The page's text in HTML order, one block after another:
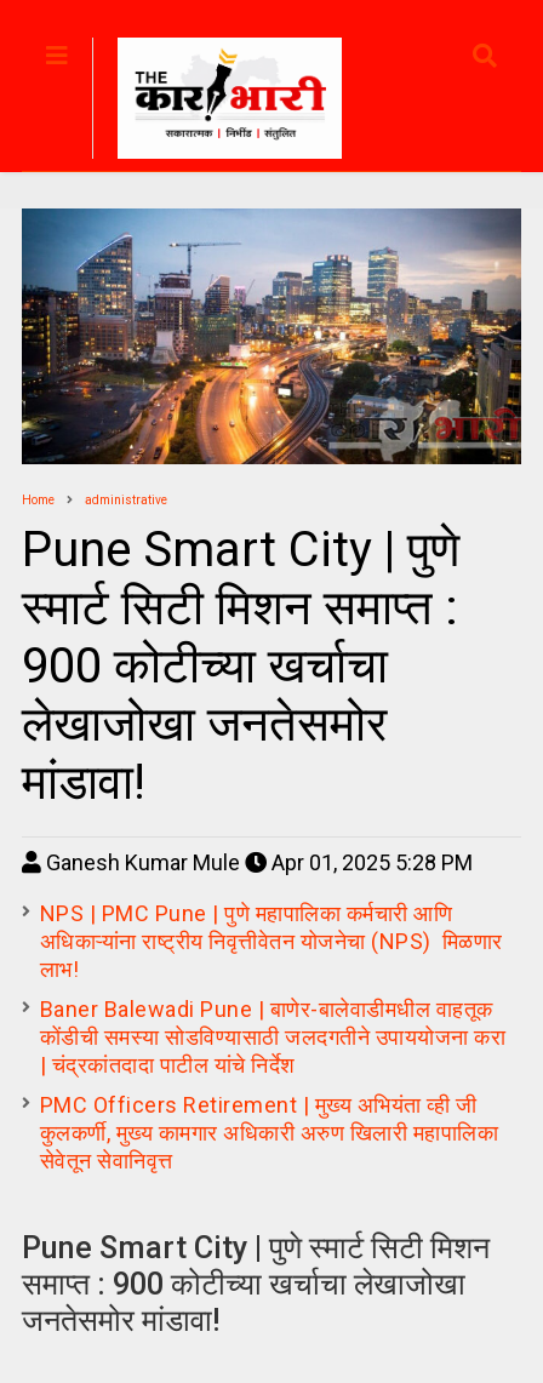
Home administrative
Pune Smart City | पुणे
स्मार्ट सिटी मिशन समाप्त :
900 कोटीच्या खर्चाचा
लेखाजोखा जनतेसमोर
मांडावा!
Ganesh Kumar Mule
Apr 01, 2025 5:28 PM
NPS | PMC Pune | पुणे महापालिका कर्मचारी आणि
अधिकाऱ्यांना राष्ट्रीय निवृत्तीवेतन योजनेचा (NPS) मिळणार
लाभ!
Baner Balewadi Pune | बाणेर-बालेवाडीमधील वाहतूक
कोंडीची समस्या सोडविण्यासाठी जलदगतीने उपाययोजना करा
| चंद्रकांतदादा पाटील यांचे निर्देश
PMC Officers Retirement | मुख्य अभियंता व्ही जी
कुलकर्णी, मुख्य कामगार अधिकारी अरुण खिलारी महापालिका
सेवेतून सेवानिवृत्त
Pune Smart City | पुणे स्मार्ट सिटी मिशन
समाप्त : 900 कोटीच्या खर्चाचा लेखाजोखा
जनतेसमोर मांडावा!